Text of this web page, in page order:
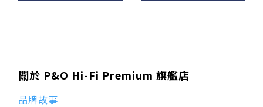
關於 P&O Hi-Fi Premium 旗艦店
品牌故事